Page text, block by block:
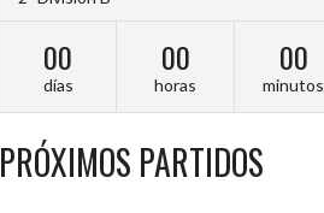
00
días
00
horas
00
minutos
PRÓXIMOS PARTIDOS